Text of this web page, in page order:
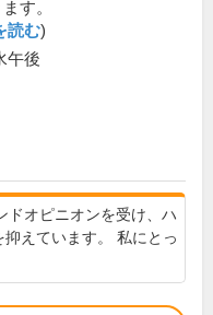
す。
読む)
午後
ドオピニオンを受け、ハ
えています。 私にとっ